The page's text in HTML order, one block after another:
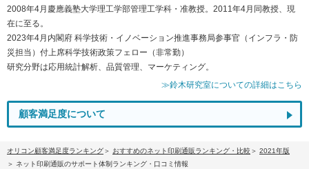
2008年4月慶應義塾大学理工学部管理工学科・准教授。2011年4月同教授、現
在に至る。
2023年4月内閣府 科学技術・イノベーション推進事務局参事官（インフラ・防
災担当）付上席科学技術政策フェロー（非常勤）
研究分野は応用統計解析、品質管理、マーケティング。
≫鈴木研究室についての詳細はこちら
顧客満足度について
オリコン顧客満足度ランキング おすすめのネット印刷通販ランキング・比較
2021年版
ネット印刷通販のサポート体制ランキング・口コミ情報